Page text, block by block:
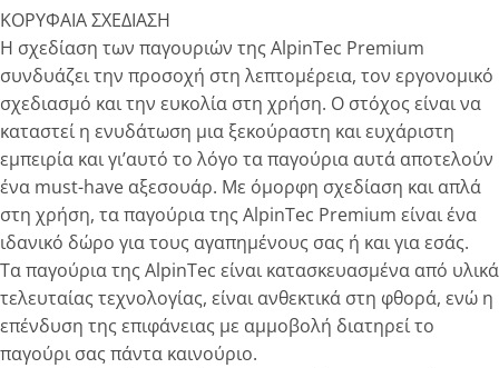
ΚΟΡΥΦΑΙΑ ΣΧΕΔΙΑΣΗ
Η σχεδίαση των παγουριών της AlpinTec Premium
συνδυάζει την προσοχή στη λεπτομέρεια, τον εργονομικό
σχεδιασμό και την ευκολία στη χρήση. Ο στόχος είναι να
καταστεί η ενυδάτωση μια ξεκούραστη και ευχάριστη
εμπειρία και γι’αυτό το λόγο τα παγούρια αυτά αποτελούν
ένα must-have αξεσουάρ. Με όμορφη σχεδίαση και απλά
στη χρήση, τα παγούρια της AlpinTec Premium είναι ένα
ιδανικό δώρο για τους αγαπημένους σας ή και για εσάς.
Τα παγούρια της AlpinTec είναι κατασκευασμένα από υλικά
τελευταίας τεχνολογίας, είναι ανθεκτικά στη φθορά, ενώ η
επένδυση της επιφάνειας με αμμοβολή διατηρεί το
παγούρι σας πάντα καινούριο.